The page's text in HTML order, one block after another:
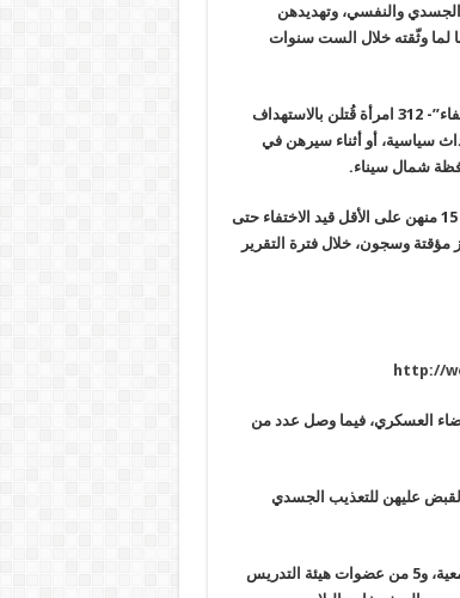
الجسدي والنفسي، وتهديدهن
لما وثّقته خلال الست سنوات
ورصدت المنصة- فى أول تقرير لها تحت عنوان “انتهاكات نساء مصر في العلن والخفاء”- 312 امرأة قُتلن بالاستهداف
سياسية، أو أثناء سيرهن في
شمال سيناء.
كما وثق التقرير تعرض ما لا يقل عن 396 سيدة و16 طفلة للاختفاء القسري، ما زال 15 منهن على الأقل قيد الاختفاء حتى
سيدة وفتاة بمقرات احتجاز مؤقتة وسجون، خلال فترة التقرير
http://
إحالة ما لا يقل عن 25 سيدة وفتاة للقضاء العسكري، فيما وصل عدد من
وأثناء القبض عليهن للتعذيب الجسدي
وعن الإجراءات التعسفية، رصد التقرير تعرض 350 طالبة للفصل من دراستهن الجامعية، و5 من عضوات هيئة التدريس